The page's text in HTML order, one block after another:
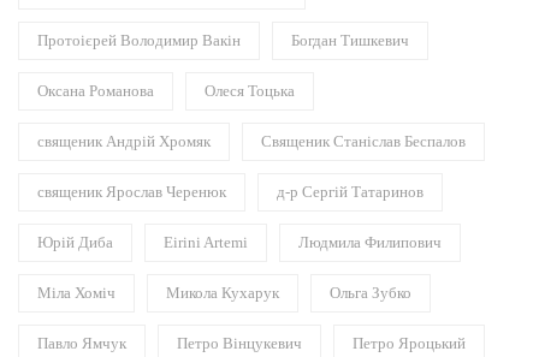
Протоієрей Володимир Вакін Богдан Тишкевич
Оксана Романова Олеся Тоцька
священик Андрій Хромяк Священик Станіслав Беспалов
священик Ярослав Черенюк д-р Сергій Татаринов
Юрій Диба Eirini Artemi Людмила Филипович
Міла Хоміч Микола Кухарук Ольга Зубко
Павло Ямчук Петро Вінцукевич Петро Яроцький